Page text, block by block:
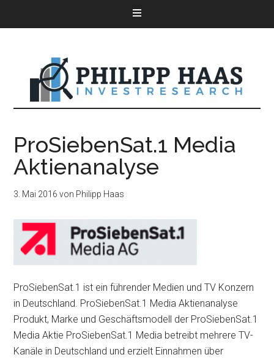
ProSiebenSat.1 Media
Aktienanalyse
3. Mai 2016 von Philipp Haas
ProSiebenSat.1 ist ein führender Medien und TV Konzern
in Deutschland. ProSiebenSat.1 Media Aktienanalyse
Produkt, Marke und Geschäftsmodell der ProSiebenSat.1
Media Aktie ProSiebenSat.1 Media betreibt mehrere TV-
Kanäle in Deutschland und erzielt Einnahmen über